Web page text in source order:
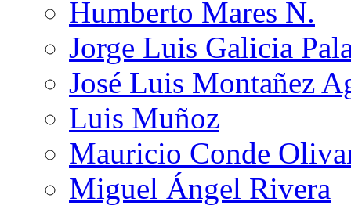
Humberto Mares N.
Jorge Luis Galicia
José Luis Montañez
Luis Muñoz
Mauricio Conde
Miguel Ángel Rivera